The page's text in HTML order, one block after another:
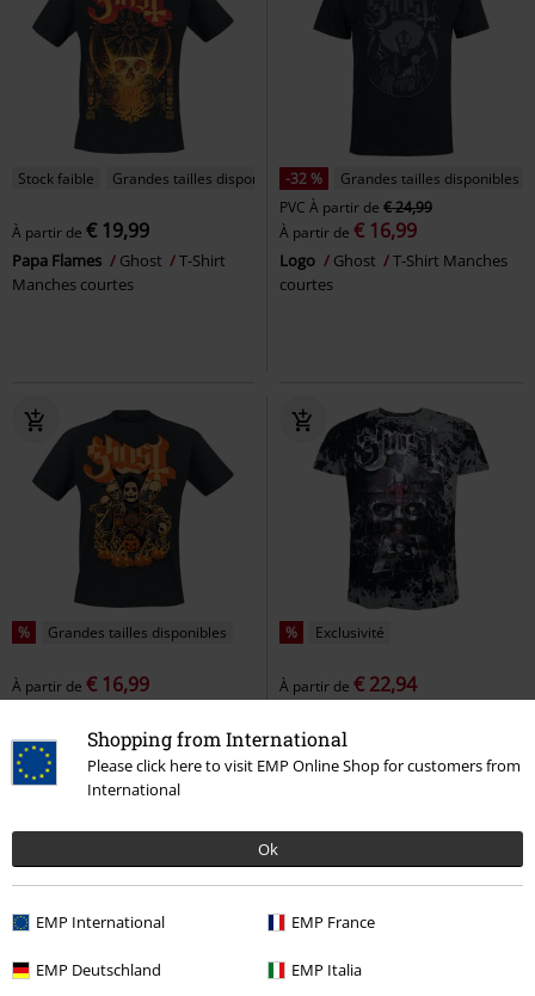
Shopping from International
Please click here to visit EMP Online Shop for customers from
International
Ok
EMP International EMP France
EMP Deutschland EMP Italia
Stock faible Grandes tailles disponibles
À partir de € 19,99
Papa Flames Ghost
T-Shirt
Manches courtes
-32 %
Grandes tailles disponibles
PVC À partir de € 24,99
À partir de € 16,99
Logo Ghost
T-Shirt Manches
courtes
% Grandes tailles disponibles
À partir de € 16,99
Manches courtes
% Exclusivité
À partir de € 22,94
Manches courtes